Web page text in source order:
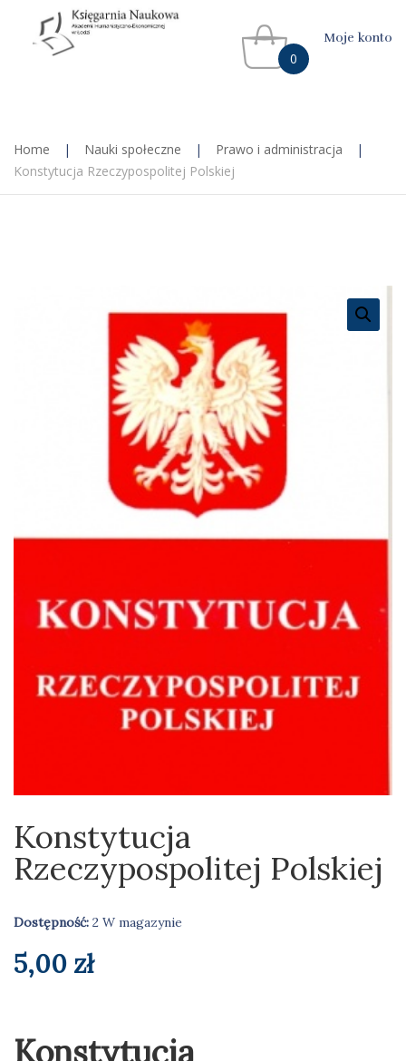
0
Moje konto
Home | Nauki społeczne | Prawo i administracja
|
Konstytucja Rzeczypospolitej Polskiej
Konstytucja
Rzeczypospolitej Polskiej
Dostępność: 2 W magazynie
5,00 zł
Konstytucja